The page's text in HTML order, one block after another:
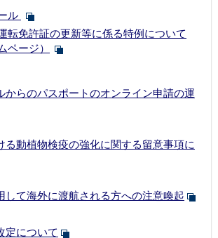
ル
転免許証の更新等に係る特例について
ページ）
からのパスポートのオンライン申請の運
る動植物検疫の強化に関する留意事項に
して海外に渡航される方への注意喚起
定について